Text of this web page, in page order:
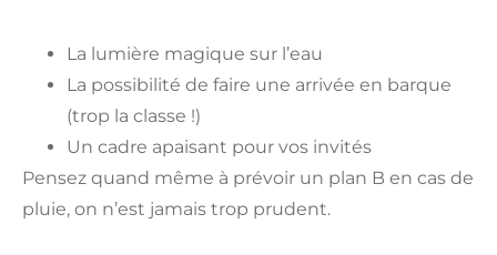
La lumière magique sur l’eau
La possibilité de faire une arrivée en barque
(trop la classe !)
Un cadre apaisant pour vos invités
Pensez quand même à prévoir un plan B en cas de
pluie, on n’est jamais trop prudent.